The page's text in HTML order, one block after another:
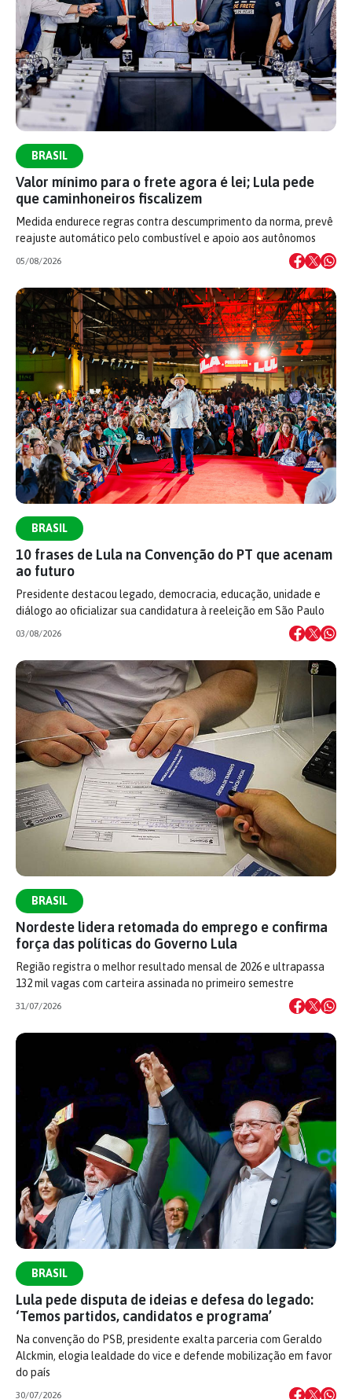
BRASIL
Valor mínimo para o frete agora é lei; Lula pede
que caminhoneiros fiscalizem
Medida endurece regras contra descumprimento da norma, prevê
reajuste automático pelo combustível e apoio aos autônomos
05/08/2026
BRASIL
10 frases de Lula na Convenção do PT que acenam
ao futuro
Presidente destacou legado, democracia, educação, unidade e
diálogo ao oficializar sua candidatura à reeleição em São Paulo
03/08/2026
BRASIL
Nordeste lidera retomada do emprego e confirma
força das políticas do Governo Lula
Região registra o melhor resultado mensal de 2026 e ultrapassa
132 mil vagas com carteira assinada no primeiro semestre
31/07/2026
BRASIL
Lula pede disputa de ideias e defesa do legado:
‘Temos partidos, candidatos e programa’
Na convenção do PSB, presidente exalta parceria com Geraldo
Alckmin, elogia lealdade do vice e defende mobilização em favor
do país
30/07/2026